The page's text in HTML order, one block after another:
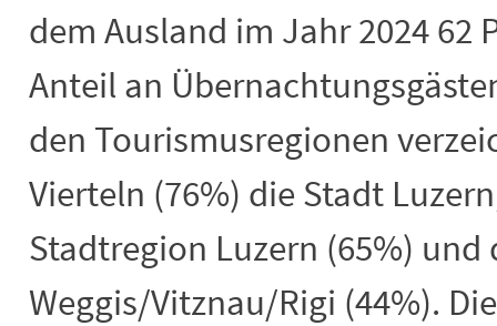
dem Ausland im Jahr 2024 62
Anteil an
den Tourismusregionen
Vierteln (76%) die Stadt
Stadtregion Luzern (65%) und
Weggis/Vitznau/Rigi (44%).